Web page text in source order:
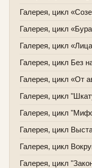
Галерея, цикл
Галерея, цикл
Галерея, цикл
Галерея, цикл Без
Галерея, цикл «От
Галерея, цикл
Галерея, цикл
Галерея, цикл
Галерея, цикл
Галерея, цикл